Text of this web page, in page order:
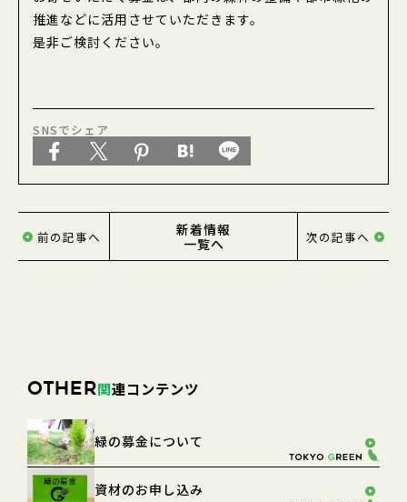
推進などに活用させていただきます。
是非ご検討ください。
SNSでシェア
前の記事へ
新着情報
一覧へ
次の記事へ
OTHER関連コンテンツ
緑の募金について
資材のお申し込み